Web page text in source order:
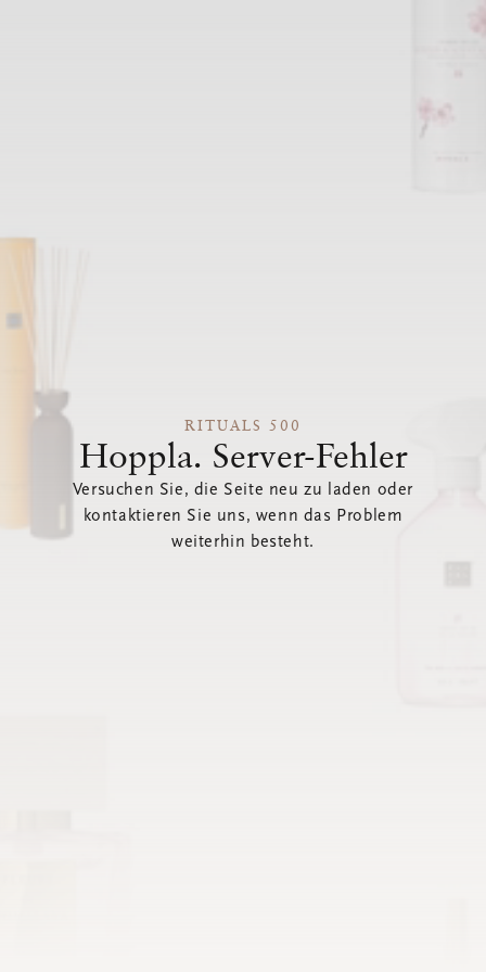
RITUALS 500
Hoppla. Server-Fehler
Versuchen Sie, die Seite neu zu laden oder
kontaktieren Sie uns, wenn das Problem
weiterhin besteht.